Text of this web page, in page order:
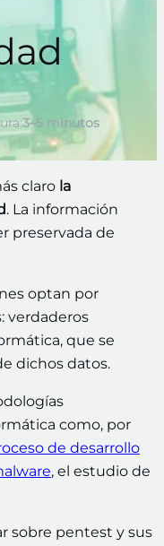
3–5 minutos
claro la
. La información
preservada de
optan por
verdaderos
que se
dichos datos.
como, por
de desarrollo
, el estudio de
sobre pentest y sus